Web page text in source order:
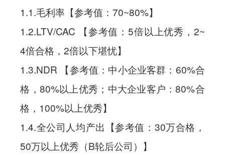
1.1.毛利率【参考值：70~80%】
1.2.LTV/CAC 【参考值：5倍以上优秀，2~
4倍合格，2倍以下堪忧】
1.3.NDR 【参考值：中小企业客群：60%合
格，80%以上优秀；中大企业客户：80%合
格，100%以上优秀】
1.4.全公司人均产出【参考值：30万合格，
50万以上优秀（B轮后公司）】